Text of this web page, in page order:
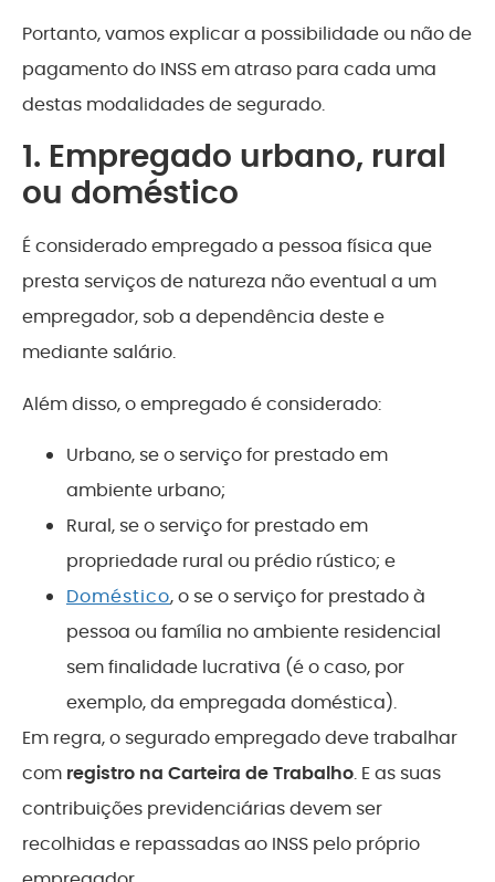
Portanto, vamos explicar a possibilidade ou não de
pagamento do INSS em atraso para cada uma
destas modalidades de segurado.
1. Empregado urbano, rural
ou doméstico
É considerado empregado a pessoa física que
presta serviços de natureza não eventual a um
empregador, sob a dependência deste e
mediante salário.
Além disso, o empregado é considerado:
Urbano, se o serviço for prestado em
ambiente urbano;
Rural, se o serviço for prestado em
propriedade rural ou prédio rústico; e
Doméstico, o se o serviço for prestado à
pessoa ou família no ambiente residencial
sem finalidade lucrativa (é o caso, por
exemplo, da empregada doméstica).
Em regra, o segurado empregado deve trabalhar
com registro na Carteira de Trabalho. E as suas
contribuições previdenciárias devem ser
recolhidas e repassadas ao INSS pelo próprio